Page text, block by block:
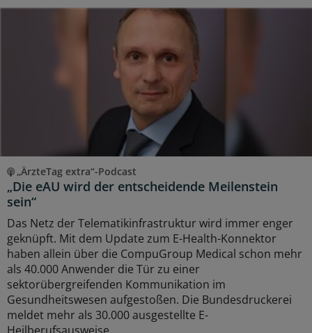
„ÄrzteTag extra“-Podcast
„Die eAU wird der entscheidende Meilenstein
sein“
Das Netz der Telematikinfrastruktur wird immer enger
geknüpft. Mit dem Update zum E-Health-Konnektor
haben allein über die CompuGroup Medical schon mehr
als 40.000 Anwender die Tür zu einer
sektorübergreifenden Kommunikation im
Gesundheitswesen aufgestoßen. Die Bundesdruckerei
meldet mehr als 30.000 ausgestellte E-
Heilberufsausweise.